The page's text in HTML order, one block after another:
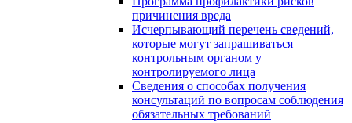
причинения вреда
Исчерпывающий перечень сведений,
которые могут запрашиваться
контрольным органом у
контролируемого лица
Сведения о способах получения
консультаций по вопросам соблюдения
обязательных требований